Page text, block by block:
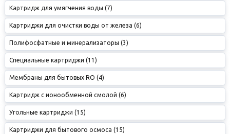
Картридж для умягчения воды (7)
Картриджи для очистки воды от железа (6)
Полифосфатные и минерализаторы (3)
Специальные картриджи (11)
Мембраны для бытовых RO (4)
Картридж с ионообменной смолой (6)
Угольные картриджи (15)
Картриджи для бытового осмоса (15)